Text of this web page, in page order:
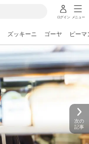
ログイン メニュー
ズッキーニ ゴーヤ ピーマ
次の
記事